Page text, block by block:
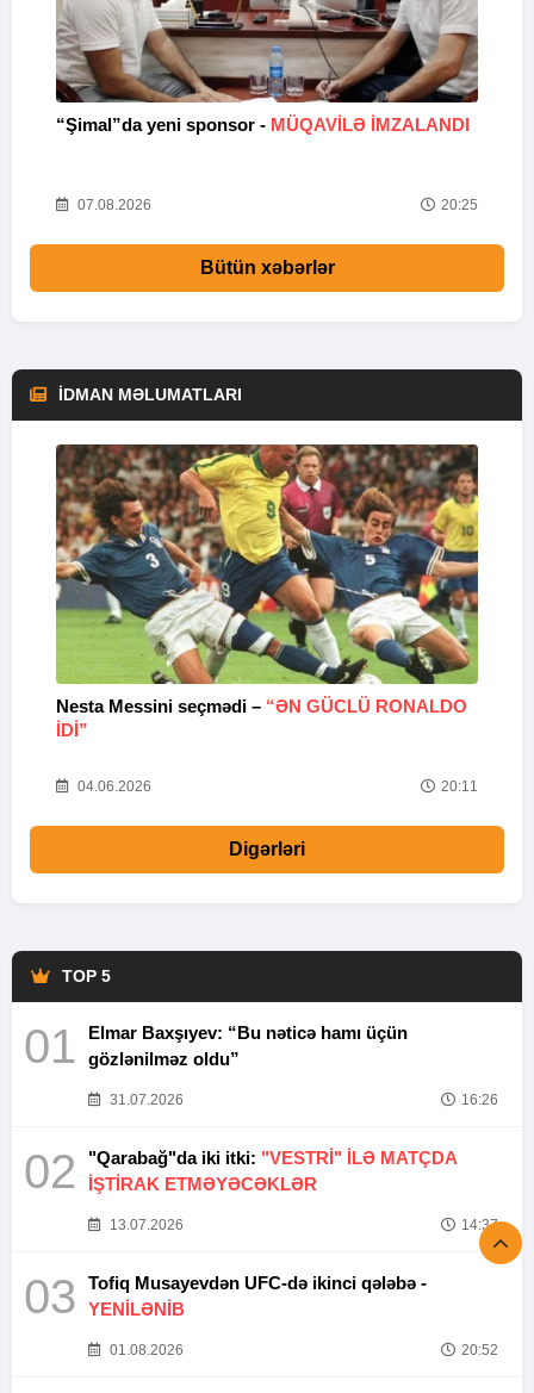
“Şimal”da yeni sponsor - MÜQAVİLƏ İMZALANDI
07.08.2026 20:25
Bütün xəbərlər
İDMAN MƏLUMATLARI
Nesta Messini seçmədi – “ƏN GÜCLÜ RONALDO
IDI”
04.06.2026 20:11
Digərləri
TOP 5
01
Elmar Baxşıyev: “Bu nəticə hamı üçün
gözlənilməz oldu”
31.07.2026 16:26
02 "Qarabağ"da iki itki: "VESTRİ" İLƏ MATÇDA
İŞTİRAK ETMƏYƏCƏKLƏR
13.07.2026 14:37
03
Tofiq Musayevdən UFC-də ikinci qələbə -
YENİLƏNİB
01.08.2026 20:52